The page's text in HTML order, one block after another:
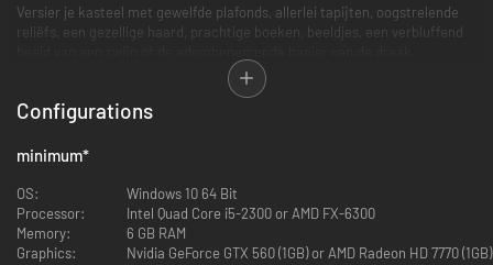
Versier je kasteel met gewelfde plafonds, allerlei tapijten, oogstrelende
reliëfs, een gezellige haard, prachtige boeken, beeldjes, een verbluffend
People of the Dragon-pack bevat:
Een uitgebreide, volledige set bouwmaterialen met dezelfde
15 nieuwe pantsers in drie sets, zoals het Nemediaanse-
infanteriepantser.
Lichte, normale en zware sets, met elk een legendarische versie
voor het einde van het spel.
Configurations
minimum*
OS:
Windows 10 64 Bit
Processor:
Intel Quad Core i5-2300 or AMD FX-6300
Memory:
6 GB RAM
Graphics:
Nvidia GeForce GTX 560 (1GB) or AMD Radeon HD 7770 (1GB)